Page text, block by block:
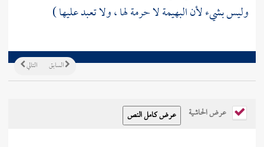
وليس بشيء لأن البهيمة لا حرمة لها ، ولا تعبد عليها )
التالي السابق
عرض الحاشية